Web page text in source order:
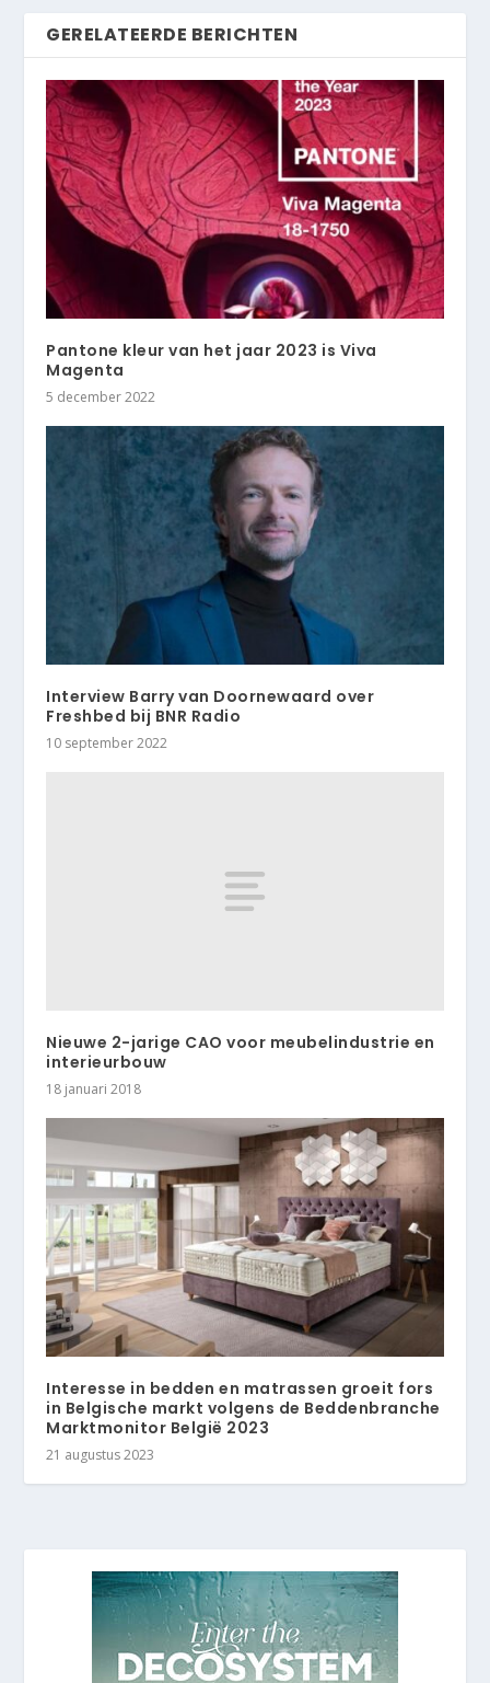
GERELATEERDE BERICHTEN
Pantone kleur van het jaar 2023 is Viva
Magenta
5 december 2022
Interview Barry van Doornewaard over
Freshbed bij BNR Radio
10 september 2022
Nieuwe 2-jarige CAO voor meubelindustrie en
interieurbouw
18 januari 2018
Interesse in bedden en matrassen groeit fors
in Belgische markt volgens de Beddenbranche
Marktmonitor België 2023
21 augustus 2023